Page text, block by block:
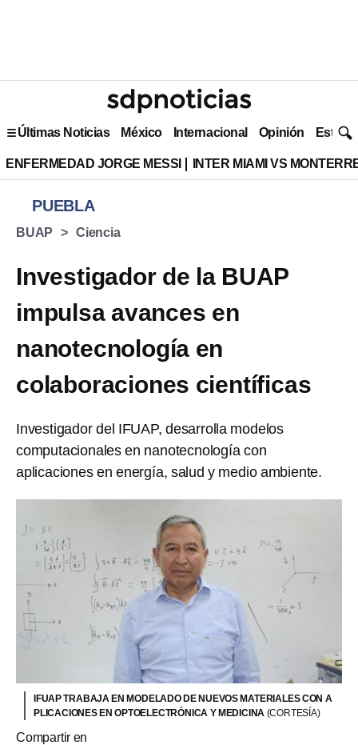
Últimas Noticias México Internacional Opinión Estilo
ENFERMEDAD JORGE MESSI INTER MIAMI VS
PUEBLA
BUAP Ciencia
Investigador de la BUAP
impulsa avances en
nanotecnología en
colaboraciones científicas
Investigador del IFUAP, desarrolla modelos
computacionales en nanotecnología con
aplicaciones en energía, salud y medio ambiente.
IFUAP TRABAJA EN MODELADO DE NUEVOS MATERIALES CON A
PLICACIONES EN OPTOELECTRÓNICA Y MEDICINA (CORTESÍA)
Compartir en